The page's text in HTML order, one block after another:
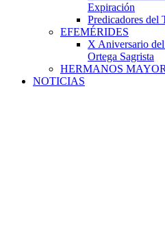
Expiración
Predicadores del
EFEMÉRIDES
X Aniversario
Ortega Sagrista
HERMANOS
NOTICIAS